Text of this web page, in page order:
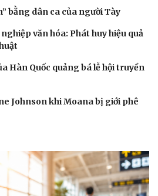
bằng dân ca của người Tày
văn hóa: Phát huy hiệu quả
Hàn Quốc quảng bá lễ hội truyền
Johnson khi Moana bị giới phê